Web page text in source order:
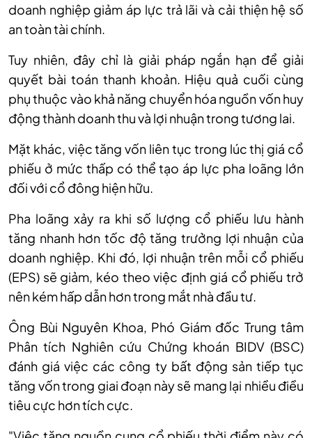
doanh nghiệp giảm áp lực trả lãi và cải thiện hệ số
an toàn tài chính.
Tuy nhiên, đây chỉ là giải pháp ngắn hạn để giải
quyết bài toán thanh khoản. Hiệu quả cuối cùng
phụ thuộc vào khả năng chuyển hóa nguồn vốn huy
động thành doanh thu và lợi nhuận trong tương lai.
Mặt khác , việc tăng vốn liên tục trong lúc thị giá cổ
phiếu ở mức thấp có thể tạo áp lực pha loãng lớn
đối với cổ đông hiện hữu.
Pha loãng xảy ra khi số lượng cổ phiếu lưu hành
tăng nhanh hơn tốc độ tăng trưởng lợi nhuận của
doanh nghiệp. Khi đó, lợi nhuận trên mỗi cổ phiếu
(EPS) sẽ giảm, kéo theo việc định giá cổ phiếu trở
nên kém hấp dẫn hơn trong mắt nhà đầu tư.
Ông Bùi Nguyên Khoa, Phó Giám đốc Trung tâm
Phân tích Nghiên cứu Chứng khoán BIDV (BSC)
đánh giá việc các công ty bất động sản tiếp tục
tăng vốn trong giai đoạn này sẽ mang lại nhiều điều
tiêu cực hơn tích cực.